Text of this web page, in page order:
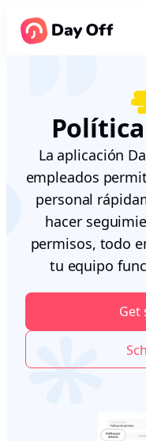
La aplicación
empleados
personal
hacer
permisos, todo
tu equipo
Get